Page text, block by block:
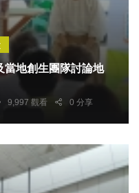
當地創生團隊討論地
9,997 觀看 0 分享